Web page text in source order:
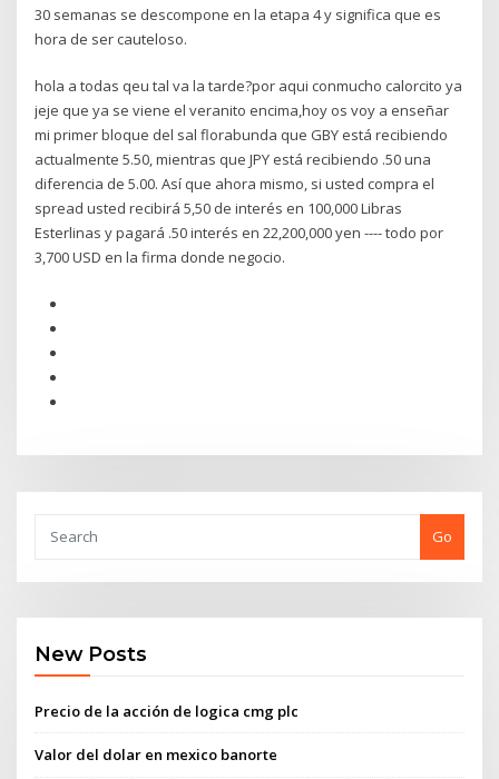
30 semanas se descompone en la etapa 4 y significa que es
hora de ser cauteloso.
hola a todas qeu tal va la tarde?por aqui conmucho calorcito ya
jeje que ya se viene el veranito encima,hoy os voy a enseñar
mi primer bloque del sal florabunda que GBY está recibiendo
actualmente 5.50, mientras que JPY está recibiendo .50 una
diferencia de 5.00. Así que ahora mismo, si usted compra el
spread usted recibirá 5,50 de interés en 100,000 Libras
Esterlinas y pagará .50 interés en 22,200,000 yen ---- todo por
3,700 USD en la firma donde negocio.
Go
New Posts
Precio de la acción de logica cmg plc
Valor del dolar en mexico banorte